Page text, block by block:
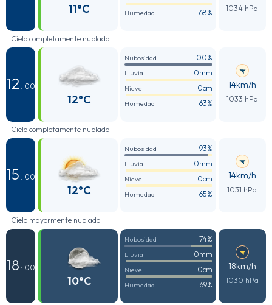
11°C Humedad 68% 1034 hPa
Cielo completamente nublado
12 : 00
12°C
Nubosidad 100%
Lluvia 0mm
Nieve 0cm
Humedad 63%
14km/h
1033 hPa
Cielo completamente nublado
15 : 00
12°C
Nubosidad 93%
Lluvia 0mm
Nieve 0cm
Humedad 65%
14km/h
1031 hPa
Cielo mayormente nublado
18 : 00
10°C
Nubosidad 74%
Lluvia 0mm
Nieve 0cm
Humedad 69%
18km/h
1030 hPa